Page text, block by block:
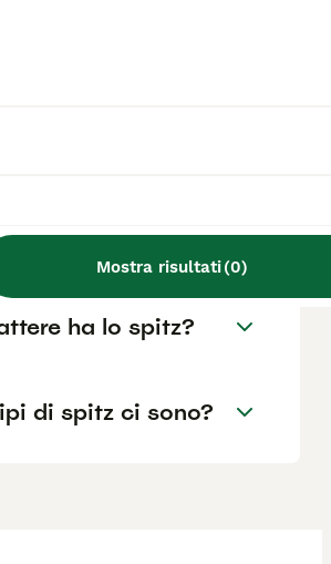
Mostra risultati(0)
e la posizione.
Pomerania?
vive un cane
ha lo spitz?
di spitz ci sono?